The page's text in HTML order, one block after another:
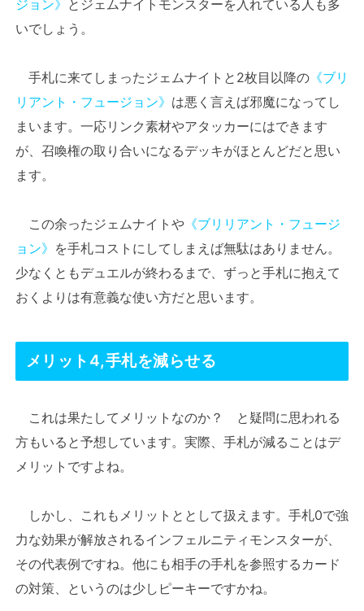
ジョン》 とジェムナイトモンスターを入れている人も多
いでしょう。
手札に来てしまったジェムナイトと2枚目以降の 《ブリ
リアント・フュージョン》 は悪く言えば邪魔になってし
まいます。一応リンク素材やアタッカーにはできます
が、召喚権の取り合いになるデッキがほとんどだと思い
ます。
この余ったジェムナイトや 《ブリリアント・フュージ
ョン》 を手札コストにしてしまえば無駄はありません。
少なくともデュエルが終わるまで、ずっと手札に抱えて
おくよりは有意義な使い方だと思います。
メリット4,手札を減らせる
これは果たしてメリットなのか？ と疑問に思われる
方もいると予想しています。実際、手札が減ることはデ
メリットですよね。
しかし、これもメリットととして扱えます。手札0で強
力な効果が解放されるインフェルニティモンスターが、
その代表例ですね。他にも相手の手札を参照するカード
の対策、というのは少しピーキーですかね。